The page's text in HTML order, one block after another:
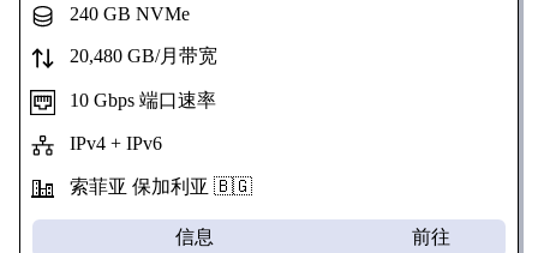
240 GB NVMe
20,480 GB/月带宽
10 Gbps 端口速率
IPv4 + IPv6
索菲亚 保加利亚 🇧🇬
信息 前往